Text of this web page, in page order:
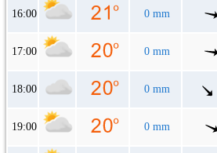
16:00 0 mm
17:00 0 mm
18:00 0 mm
19:00 0 mm